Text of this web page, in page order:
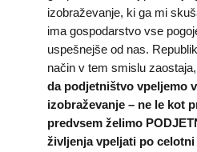
izobraževanje, ki ga mi
ima gospodarstvo vse
uspešnejše od nas.
način v tem smislu
da podjetništvo vpeljemo
izobraževanje – ne le kot
predvsem želimo
življenja vpeljati po